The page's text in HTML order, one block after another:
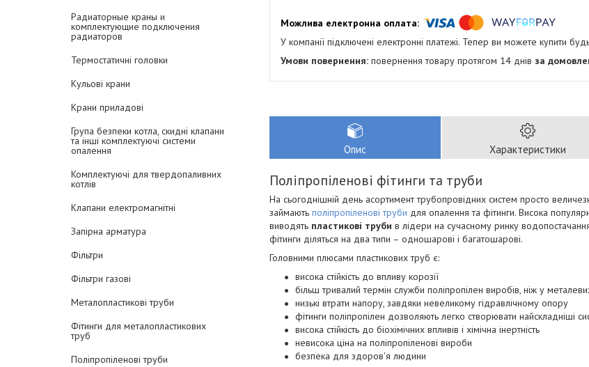
Радиаторные краны и
комплектующие подключения
радиаторов
Термостатичні головки
Кульові крани
Крани приладові
Група безпеки котла, скидні клапани
та інші комплектуючі системи
опалення
Комплектуючі для твердопаливних
котлів
Клапани електромагнітні
Запірна арматура
Фільтри
Фільтри газові
Металопластикові труби
Фітинги для металопластикових
труб
Поліпропіленові труби
У компанії підключені електронні платежі. Тепер ви можете купити
повернення товару протягом 14 днів за
Опис Характеристики
Поліпропіленові фітинги та труби
На сьогоднішній день асортимент трубопровідних систем просто
займають поліпропіленові труби для опалення та фітинги. Висока
виводять пластикові труби в лідери на сучасному ринку
фітинги діляться на два типи – одношарові і багатошарові.
Головними плюсами пластикових труб є:
висока стійкість до впливу корозії
більш тривалий термін служби поліпропілен виробів, ніж у
низькі втрати напору, завдяки невеликому гідравлічному опору
фітинги поліпропілен дозволяють легко створювати найскладніші
висока стійкість до біохімічних впливів і хімічна інертність
невисока ціна на поліпропіленові вироби
безпека для здоров'я людини